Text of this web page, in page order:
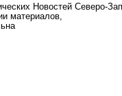
Новостей Северо-
материалов,